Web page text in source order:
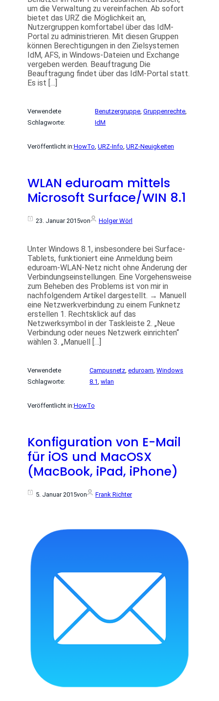
um die Verwaltung zu vereinfachen. Ab sofort
bietet das URZ die Möglichkeit an,
Nutzergruppen komfortabel über das IdM-
Portal zu administrieren. Mit diesen Gruppen
können Berechtigungen in den Zielsystemen
IdM, AFS, in Windows-Dateien und Exchange
vergeben werden. Beauftragung Die
Beauftragung findet über das IdM-Portal statt.
Es ist […]
Verwendete
Schlagworte:
Benutzergruppe, Gruppenrechte
IdM
Veröffentlicht in:HowTo, URZ-Info, URZ-Neuigkeiten
WLAN eduroam mittels
Microsoft Surface/WIN 8.1
23. Januar 2015von Holger Wörl
Unter Windows 8.1, insbesondere bei Surface-
Tablets, funktioniert eine Anmeldung beim
eduroam-WLAN-Netz nicht ohne Änderung der
Verbindungseinstellungen. Eine Vorgehensweise
zum Beheben des Problems ist von mir in
nachfolgendem Artikel dargestellt. → Manuell
eine Netzwerkverbindung zu einem Funknetz
erstellen 1. Rechtsklick auf das
Netzwerksymbol in der Taskleiste 2. „Neue
Verbindung oder neues Netzwerk einrichten“
wählen 3. „Manuell […]
Verwendete
Schlagworte:
Campusnetz, eduroam, Windows
8.1, wlan
Veröffentlicht in:HowTo
Konfiguration von E-Mail
für iOS und MacOSX
(MacBook, iPad, iPhone)
5. Januar 2015von Frank Richter